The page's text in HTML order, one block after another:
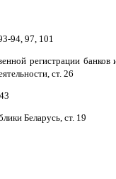
94, 97, 101
регистрации
ст. 26
Беларусь, ст. 19